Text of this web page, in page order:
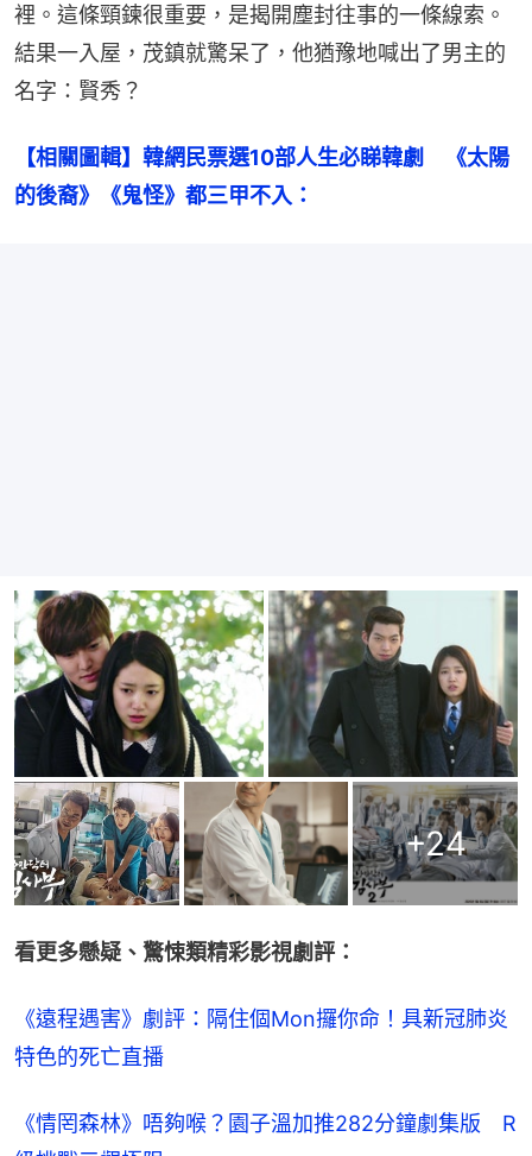
裡。這條頸鍊很重要，是揭開塵封往事的一條線索。
結果一入屋，茂鎮就驚呆了，他猶豫地喊出了男主的
名字：賢秀？
【相關圖輯】韓網民票選10部人生必睇韓劇　《太陽
的後裔》《鬼怪》都三甲不入：
+24
看更多懸疑、驚悚類精彩影視劇評：
《遠程遇害》劇評：隔住個Mon攞你命！具新冠肺炎
特色的死亡直播
《情罔森林》唔夠喉？園子溫加推282分鐘劇集版　R